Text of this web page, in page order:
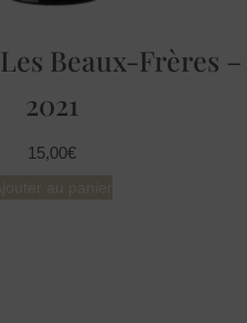
Beaux-Frères –
2021
15,00€
au panier